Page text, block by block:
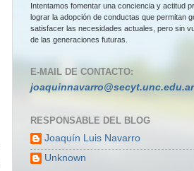
Intentamos fomentar una conciencia y actitud
lograr la adopción de conductas que permitan
satisfacer las necesidades actuales, pero sin
de las generaciones futuras.
E-MAIL DE CONTACTO:
joaquinnavarro@secyt.unc.edu.ar
RESPONSABLE DEL BLOG
Joaquín Luis Navarro
Unknown